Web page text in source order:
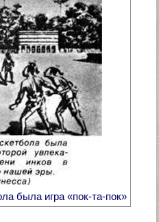
была игра «пок-та-пок»